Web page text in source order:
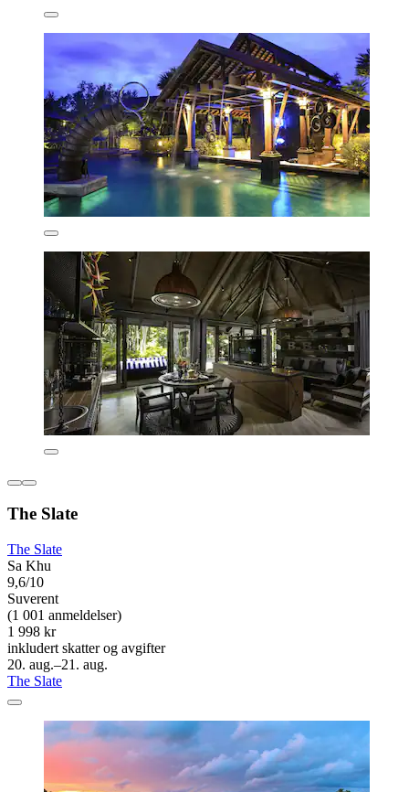
The Slate
The Slate
Sa Khu
9,6/10
Suverent
(1 001 anmeldelser)
1 998 kr
inkludert skatter og avgifter
20. aug.–21. aug.
The Slate